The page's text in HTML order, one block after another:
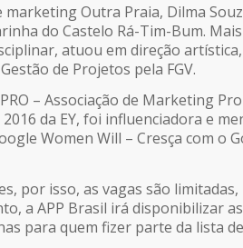
Outra Praia, Dilma
do Castelo Rá-Tim-Bum.
atuou em direção
de Projetos pela FGV.
– Associação de Marketing
da EY, foi influenciadora e
Women Will – Cresça com o
por isso, as vagas são limitadas,
a APP Brasil irá disponibilizar
para quem fizer parte da lista